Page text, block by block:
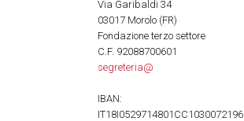
Via Garibaldi 34
03017 Morolo (FR)
Fondazione terzo settore
C.F. 92088700601
segreteria@
IBAN:
IT18I0529714801CC1030072196